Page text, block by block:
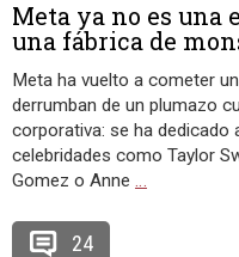
Meta ya no es una
una fábrica de
Meta ha vuelto a cometer
derrumban de un plumazo
corporativa: se ha
celebridades como Taylor
Gomez o Anne …
24